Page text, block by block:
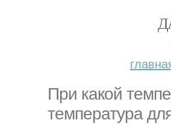
При какой
температура